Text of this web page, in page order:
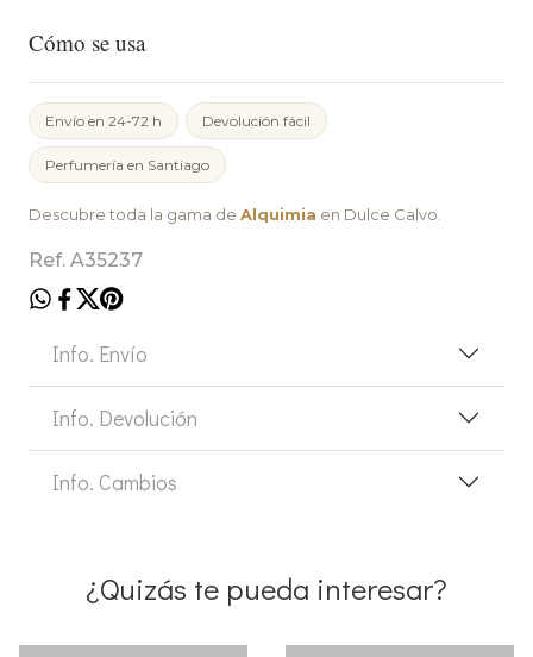
Cómo se usa
Envío en 24-72 h Devolución fácil
Perfumería en Santiago
Descubre toda la gama de Alquimia en Dulce Calvo.
Ref. A35237
Info. Envío
Info. Devolución
Info. Cambios
¿Quizás te pueda interesar?